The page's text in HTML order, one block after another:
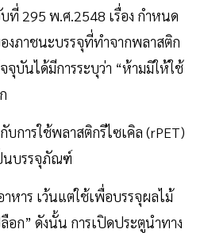
ที่ 295 พ.ศ.2548 เรื่อง กำหนด
ภาชนะบรรจุที่ทำจากพลาสติก
บันได้มีการระบุว่า “ห้ามมิให้ใช้
หาร เว้นแต่ใช้เพื่อบรรจุผลไม้
ก” ดังนั้น การเปิดประตูนำทาง